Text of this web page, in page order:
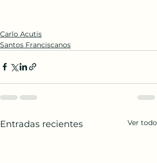
Carlo Acutis
Santos Franciscanos
Entradas recientes Ver todo